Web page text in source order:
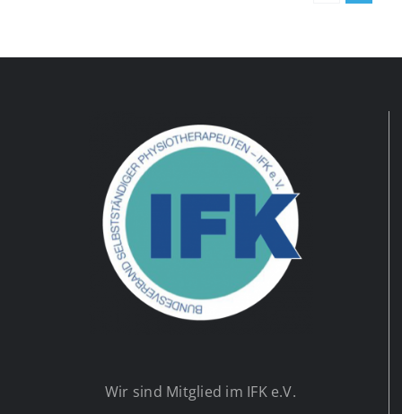
Wir sind Mitglied im IFK e.V.